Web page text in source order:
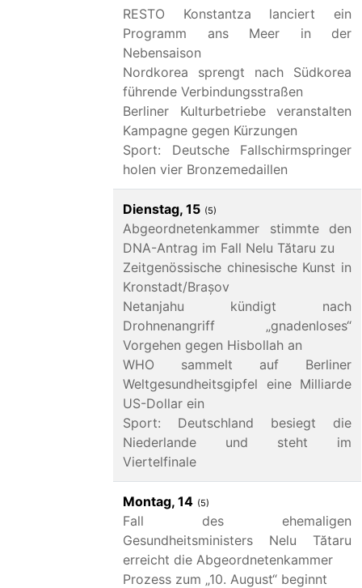
RESTO Konstantza lanciert ein
Programm ans Meer in der
Nebensaison
Nordkorea sprengt nach Südkorea
führende Verbindungsstraßen
Berliner Kulturbetriebe veranstalten
Kampagne gegen Kürzungen
Sport: Deutsche Fallschirmspringer
holen vier Bronzemedaillen
Dienstag, 15 (5)
Abgeordnetenkammer stimmte den
DNA-Antrag im Fall Nelu Tătaru zu
Zeitgenössische chinesische Kunst in
Kronstadt/Brașov
Netanjahu kündigt nach
Drohnenangriff „gnadenloses“
Vorgehen gegen Hisbollah an
WHO sammelt auf Berliner
Weltgesundheitsgipfel eine Milliarde
US-Dollar ein
Sport: Deutschland besiegt die
Niederlande und steht im
Viertelfinale
Montag, 14 (5)
Fall des ehemaligen
Gesundheitsministers Nelu Tătaru
erreicht die Abgeordnetenkammer
Prozess zum „10. August“ beginnt